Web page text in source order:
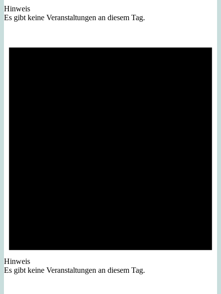
Hinweis
Es gibt keine Veranstaltungen an diesem Tag.
Hinweis
Es gibt keine Veranstaltungen an diesem Tag.